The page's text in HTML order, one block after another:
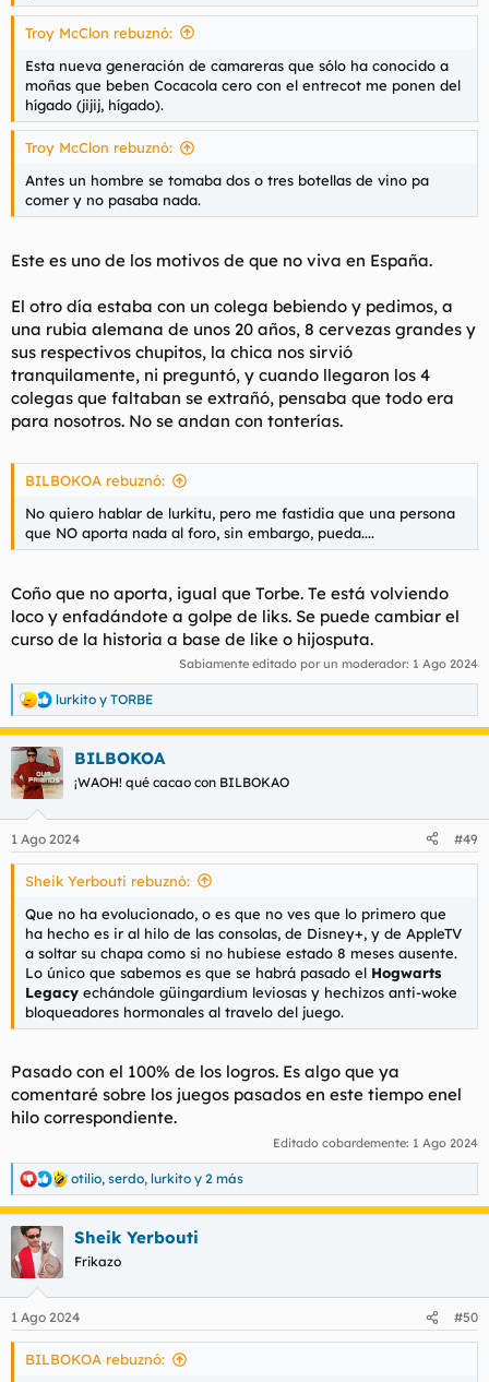
Troy McClon rebuznó:
Esta nueva generación de camareras que sólo ha conocido a
moñas que beben Cocacola cero con el entrecot me ponen del
hígado (jijij, hígado).
Troy McClon rebuznó:
Antes un hombre se tomaba dos o tres botellas de vino pa
comer y no pasaba nada.
Este es uno de los motivos de que no viva en España.
El otro día estaba con un colega bebiendo y pedimos, a
una rubia alemana de unos 20 años, 8 cervezas grandes y
sus respectivos chupitos, la chica nos sirvió
tranquilamente, ni preguntó, y cuando llegaron los 4
colegas que faltaban se extrañó, pensaba que todo era
para nosotros. No se andan con tonterías.
BILBOKOA rebuznó:
No quiero hablar de lurkitu, pero me fastidia que una persona
que NO aporta nada al foro, sin embargo, pueda....
Coño que no aporta, igual que Torbe. Te está volviendo
loco y enfadándote a golpe de liks. Se puede cambiar el
curso de la historia a base de like o hijosputa.
Sabiamente editado por un moderador: 1 Ago 2024
R
e
a
c
c
i
e
s
lurkito y TORBE
BILBOKOA
¡WAOH! qué cacao con BILBOKAO
1 Ago 2024 #49
Sheik Yerbouti rebuznó:
Que no ha evolucionado, o es que no ves que lo primero que
ha hecho es ir al hilo de las consolas, de Disney+, y de AppleTV
a soltar su chapa como si no hubiese estado 8 meses ausente.
Lo único que sabemos es que se habrá pasado el Hogwarts
Legacy echándole güingardium leviosas y hechizos anti-woke
bloqueadores hormonales al travelo del juego.
Pasado con el 100% de los logros. Es algo que ya
comentaré sobre los juegos pasados en este tiempo enel
hilo correspondiente.
Editado cobardemente: 1 Ago 2024
R
e
a
c
c
i
e
s
otilio, serdo, lurkito y 2 más
Sheik Yerbouti
Frikazo
1 Ago 2024 #50
BILBOKOA rebuznó: